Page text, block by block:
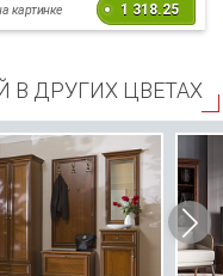
картинке 1 318.25
В ДРУГИХ ЦВЕТАХ